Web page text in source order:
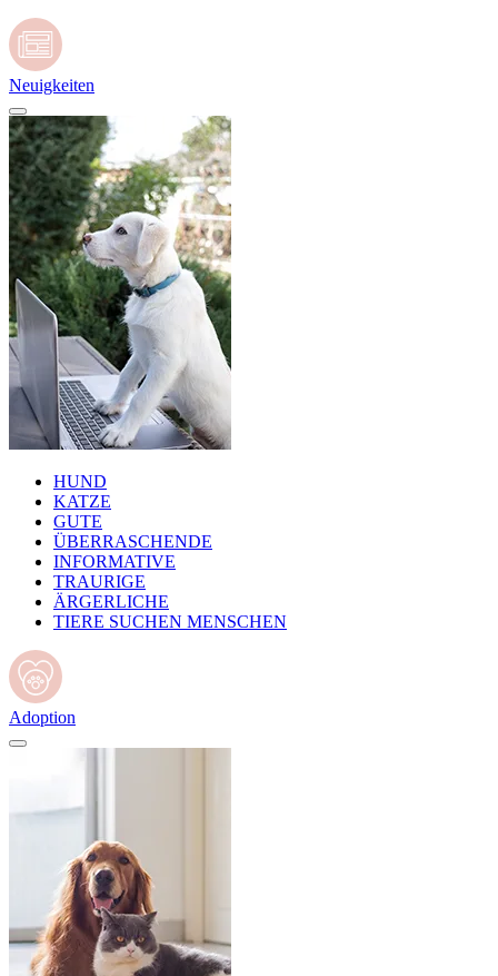
Neuigkeiten
HUND
KATZE
GUTE
ÜBERRASCHENDE
INFORMATIVE
TRAURIGE
ÄRGERLICHE
TIERE SUCHEN MENSCHEN
Adoption